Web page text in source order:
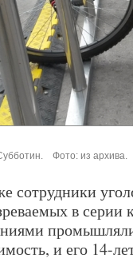
Фото: из архива.
сотрудники
в серии
и его 14-